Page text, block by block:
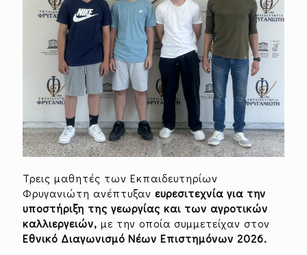
Τρεις μαθητές των Εκπαιδευτηρίων
Φρυγανιώτη ανέπτυξαν ευρεσιτεχνία για την
υποστήριξη της γεωργίας και των αγροτικών
καλλιεργειών, με την οποία συμμετείχαν στον
Εθνικό Διαγωνισμό Νέων Επιστημόνων 2026.